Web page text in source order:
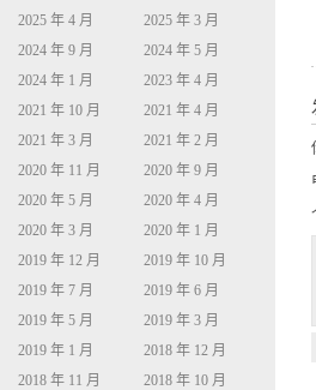
2025 年 4 月
2025 年 3 月
2024 年 9 月
2024 年 5 月
2024 年 1 月
2023 年 4 月
2021 年 10 月
2021 年 4 月
2021 年 3 月
2021 年 2 月
2020 年 11 月
2020 年 9 月
2020 年 5 月
2020 年 4 月
2020 年 3 月
2020 年 1 月
2019 年 12 月
2019 年 10 月
2019 年 7 月
2019 年 6 月
2019 年 5 月
2019 年 3 月
2019 年 1 月
2018 年 12 月
2018 年 11 月
2018 年 10 月